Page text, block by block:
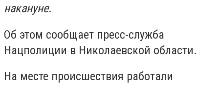
накануне.
Об этом сообщает пресс-служба
Нацполиции в Николаевской области.
На месте происшествия работали